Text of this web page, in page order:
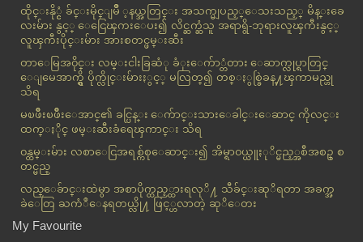
ေဆးလိပ္တစ္လိပ္ခ်င္း ေရာင္းလွ်င္ ရန္ကုန္တြင္ဖမ္းမည္
ဒီပဲယင္း လုပ္ႀကံမႈ ေျပာစရာ အေၾကာင္းမရွိဟု ဦးခင္ၫြ
န...
ဆြာဇီလန္ဘုရင္၁၄ေယာက္ေျမာက္ဇနီးအျဖစ္၁၈ႏွစ္အရြယ္အလွမ...
မိုးက်ေရႊကိုယ္ေတြ ေနရာရဆဲ
ရန္ကုန္ ႏိုင္ငံျခားဘာသာ တကၠသိုလ္တြင္ ႏုိင္ငံျခား ဘ...
ေညာင္ပင္ေလးေစ်းရွိ ကုမၸဏီရံုးခန္းအဲယားကြန္းမွ
၀ါယာ...
လိုအပ္ခ်က္ရွိတဲ့ ေဒသေတြမွာ ခင္ဝင့္ဝါ သြားေရာက္လွဴဒ...
အသက္ ၁၈ ႏွစ္အထက္ ေတာင္းရမ္းစားသူမ်ားကို အေရးယူမည္
ထိုင္းနို္င္ငံ ခ်င္းမိုင္ျမိဳ ့နယ္အတြင္း အသက္မျပည့္ေသးသည့္ မိန္းခေ
လးမ်ား နွင့္ ေငြေၾကးေပး၍ လိင္ဆက္ဆံသူ အရာရွိ-ဘုရားလူၾကီးနွင့္
လူၾကီးပိုင္းမ်ား အားစတင္ဖမ္းဆီး
တာေမြအ၀ိုင္း လမ္းငါးခြဆံု ခံုးေက်ာ္တံတား ေဆာက္လုပ္ရာတြင္
ေျမေအာက္ရွိ ပိုက္လိုင္းမ်ားႏွင့္ မလြတ္၍ တစ္ႏွစ္ခြဲခန္႔ၾကာမည္ဟု
သိရ
မၿဖိဳးၿဖိဳးေအာင္၏ ခင္ပြန္း ေက်ာင္းသားေခါင္းေဆာင္ ကိုလင္း
ထက္ႏိုင္ ဖမ္းဆီးခံရေၾကာင္း သိရ
၀န္ထမ္းမ်ား လစာေငြအရစ္က်စုေဆာင္း၍ အိမ္ရာ၀ယ္ယူႏုိင္မည့္အစီအစဥ္ စ
တင္မည္
လည္ေခ်ာင္းထဲမွာ အစာပိုက္ထည့္ထားရလုိ႔ သီခ်င္းဆုိရတာ အခက္အ
ခဲေတြ ႀကံဳေနရတယ္လို႔ ဖြင့္ဟလာတဲ့ ဆုိေတး
My Favourite